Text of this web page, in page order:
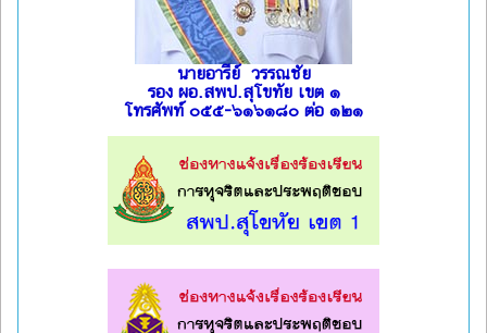
นายอารีย์ วรรณชัย
รอง ผอ.สพป.สุโขทัย เขต ๑
โทรศัพท์ ๐๕๕-๖๑๖๑๘๐ ต่อ ๑๒๑